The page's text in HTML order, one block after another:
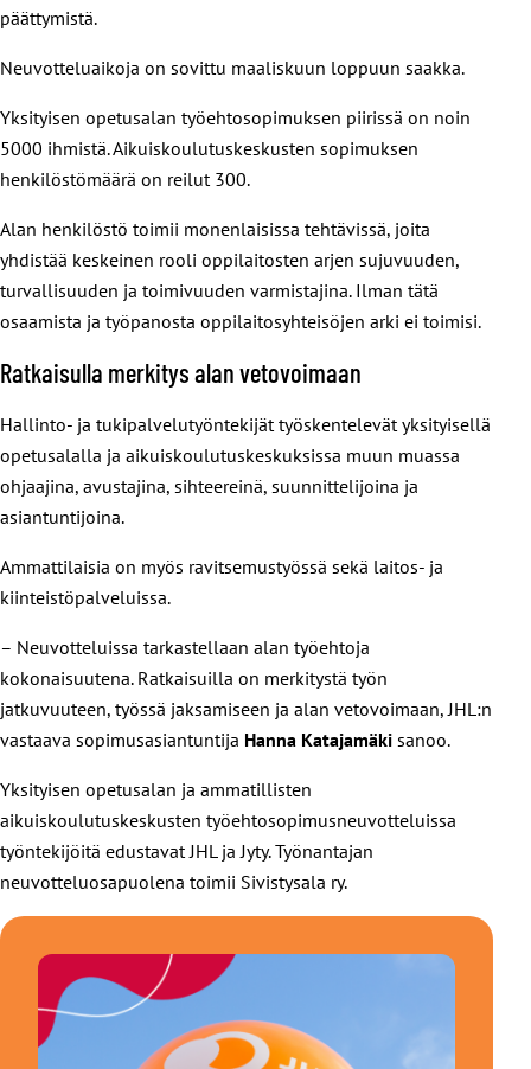
päättymistä.
Neuvotteluaikoja on sovittu maaliskuun loppuun saakka.
Yksityisen opetusalan työehtosopimuksen piirissä on noin
5000 ihmistä. Aikuiskoulutuskeskusten sopimuksen
henkilöstömäärä on reilut 300.
Alan henkilöstö toimii monenlaisissa tehtävissä, joita
yhdistää keskeinen rooli oppilaitosten arjen sujuvuuden,
turvallisuuden ja toimivuuden varmistajina. Ilman tätä
osaamista ja työpanosta oppilaitosyhteisöjen arki ei toimisi.
Ratkaisulla merkitys alan vetovoimaan
Hallinto- ja tukipalvelutyöntekijät työskentelevät yksityisellä
opetusalalla ja aikuiskoulutuskeskuksissa muun muassa
ohjaajina, avustajina, sihteereinä, suunnittelijoina ja
asiantuntijoina.
Ammattilaisia on myös ravitsemustyössä sekä laitos- ja
kiinteistöpalveluissa.
– Neuvotteluissa tarkastellaan alan työehtoja
kokonaisuutena. Ratkaisuilla on merkitystä työn
jatkuvuuteen, työssä jaksamiseen ja alan vetovoimaan, JHL:n
vastaava sopimusasiantuntija Hanna Katajamäki sanoo.
Yksityisen opetusalan ja ammatillisten
aikuiskoulutuskeskusten työehtosopimusneuvotteluissa
työntekijöitä edustavat JHL ja Jyty. Työnantajan
neuvotteluosapuolena toimii Sivistysala ry.